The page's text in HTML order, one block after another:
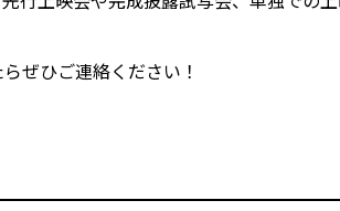
ぜひご連絡ください！